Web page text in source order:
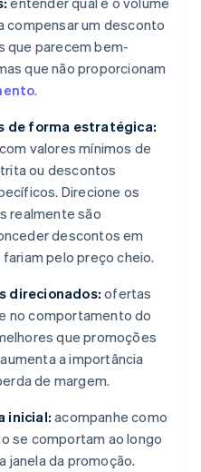
compensar um desconto
que parecem bem-
que não proporcionam
.
de forma estratégica:
valores mínimos de
ou descontos
Direcione os
realmente são
descontos em
pelo preço cheio.
direcionados: ofertas
no comportamento do
que promoções
a importância
de margem.
inicial: acompanhe como
se comportam ao longo
janela da promoção.